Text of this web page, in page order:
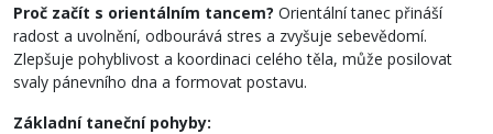
Proč začít s orientálním tancem? Orientální tanec přináší
radost a uvolnění, odbourává stres a zvyšuje sebevědomí.
Zlepšuje pohyblivost a koordinaci celého těla, může posilovat
svaly pánevního dna a formovat postavu.
Základní taneční pohyby: